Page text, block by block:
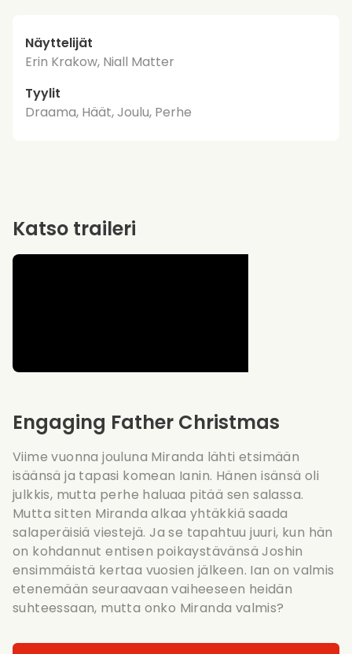
Näyttelijät
Erin Krakow, Niall Matter
Tyylit
Draama, Häät, Joulu, Perhe
Engaging Father Christmas
Viime vuonna jouluna Miranda lähti etsimään
isäänsä ja tapasi komean Ianin. Hänen isänsä oli
julkkis, mutta perhe haluaa pitää sen salassa.
Mutta sitten Miranda alkaa yhtäkkiä saada
salaperäisiä viestejä. Ja se tapahtuu juuri, kun hän
on kohdannut entisen poikaystävänsä Joshin
ensimmäistä kertaa vuosien jälkeen. Ian on valmis
etenemään seuraavaan vaiheeseen heidän
suhteessaan, mutta onko Miranda valmis?
Katso traileri